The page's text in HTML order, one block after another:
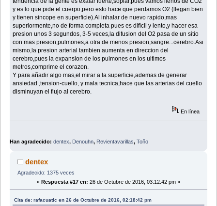
y es lo que pide el cuerpo,pero esto hace que perdamos O2 (llegan bien
y tienen sincope en superficie).Al inhalar de nuevo rapido,mas
superiormente,no de forma completa pues es dificil y lento,y hacer esa
presion unos 3 segundos, 3-5 veces,la difusion del O2 pasa de un sitio
con mas presion,pulmones,a otra de menos presion,sangre...cerebro.Asi
mismo,la presion arterial tambien aumenta en direccion del
cerebro,pues la expansion de los pulmones en los ultimos
metros,comprime el corazon.
Y para añadir algo mas,el mirar a la superficie,ademas de generar
ansiedad ,tension-cuello, y mala tecnica,hace que las arterias del cuello
disminuyan el flujo al cerebro.
En línea
Han agradecido: dentex, Denouhn, Revientavarillas, Toño
dentex
Agradecido: 1375 veces
« Respuesta #17 en: 26 de Octubre de 2016, 03:12:42 pm »
Cita de: rafacuatic en 26 de Octubre de 2016, 02:18:42 pm